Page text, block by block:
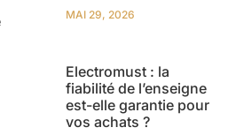
MAI 29, 2026
Electromust : la
fiabilité de l’enseigne
est-elle garantie pour
vos achats ?